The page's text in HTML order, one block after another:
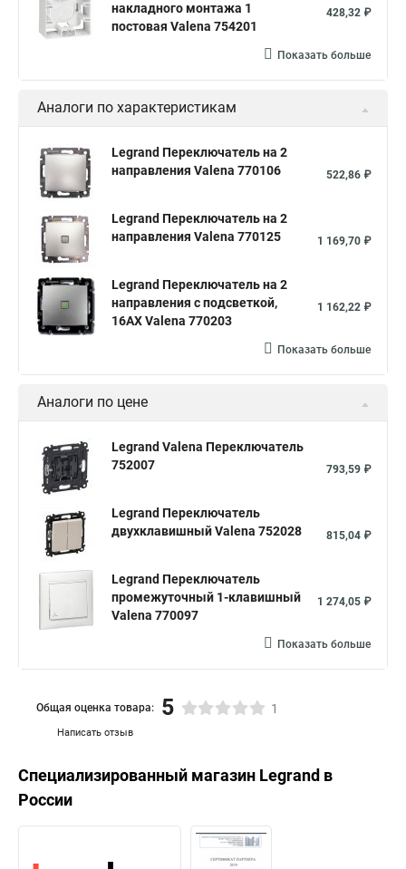
накладного монтажа 1
постовая Valena 754201
428,32 ₽
Показать больше
Аналоги по характеристикам
Legrand Переключатель на 2
направления Valena 770106
522,86 ₽
Legrand Переключатель на 2
направления Valena 770125
1 169,70 ₽
Legrand Переключатель на 2
направления с подсветкой,
16AX Valena 770203
1 162,22 ₽
Показать больше
Аналоги по цене
Legrand Valena Переключатель
752007
793,59 ₽
Legrand Переключатель
двухклавишный Valena 752028
815,04 ₽
Legrand Переключатель
промежуточный 1-клавишный
Valena 770097
1 274,05 ₽
Показать больше
Написать отзыв
Общая оценка товара: 5 1
Специализированный магазин Legrand в
России